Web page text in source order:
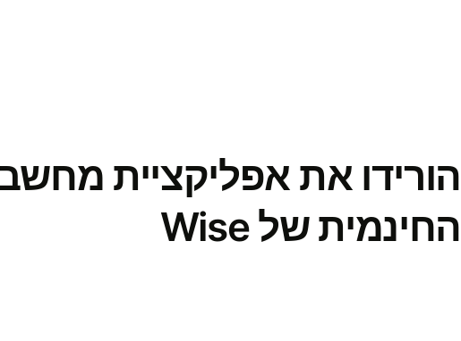
הורידו את אפליקציית
החינמית של Wise